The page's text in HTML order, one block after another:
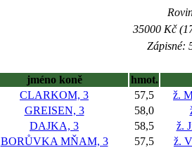
35000 Kč
Zápisné:
jméno koně
hmot.
CLARKOM, 3 57,5
ž.
GREISEN, 3 58,0
DAJKA, 3 58,5
ž.
BORŮVKA MŇAM, 3 57,5
ž.